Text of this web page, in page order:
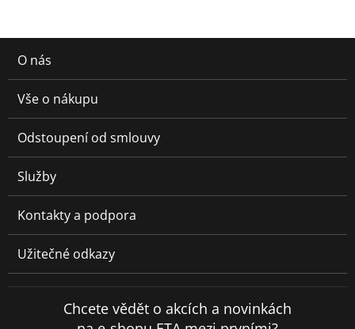
O nás
Vše o nákupu
Odstoupení od smlouvy
Služby
Kontakty a podpora
Užitečné odkazy
Chcete vědět o akcích a novinkách